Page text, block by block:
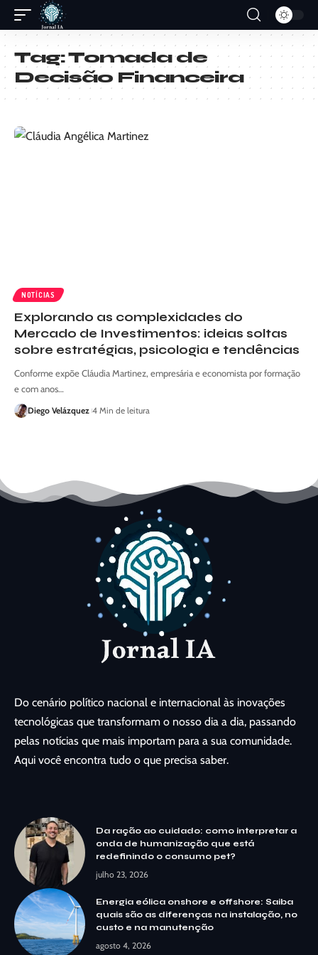
Tag:Tomada de
Decisão Financeira
NOTÍCIAS
Explorando as complexidades do
Mercado de Investimentos: ideias soltas
sobre estratégias, psicologia e tendências
Conforme expõe Cláudia Martinez, empresária e economista por formação
e com anos…
Diego Velázquez 4 Min de leitura
Do cenário político nacional e internacional às inovações
tecnológicas que transformam o nosso dia a dia, passando
pelas notícias que mais importam para a sua comunidade.
Aqui você encontra tudo o que precisa saber.
Da ração ao cuidado: como interpretar a
onda de humanização que está
redefinindo o consumo pet?
julho 23, 2026
Energia eólica onshore e offshore: Saiba
quais são as diferenças na instalação, no
custo e na manutenção
agosto 4, 2026